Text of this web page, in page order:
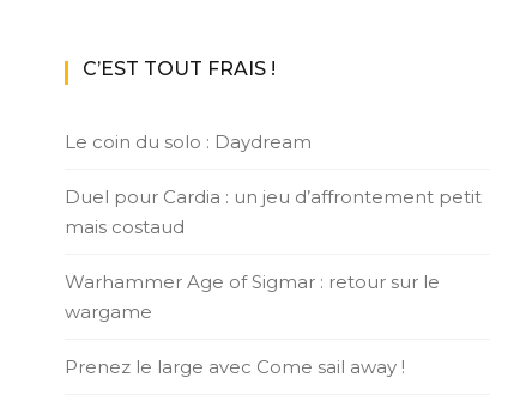
C’EST TOUT FRAIS !
Le coin du solo : Daydream
Duel pour Cardia : un jeu d’affrontement petit
mais costaud
Warhammer Age of Sigmar : retour sur le
wargame
Prenez le large avec Come sail away !